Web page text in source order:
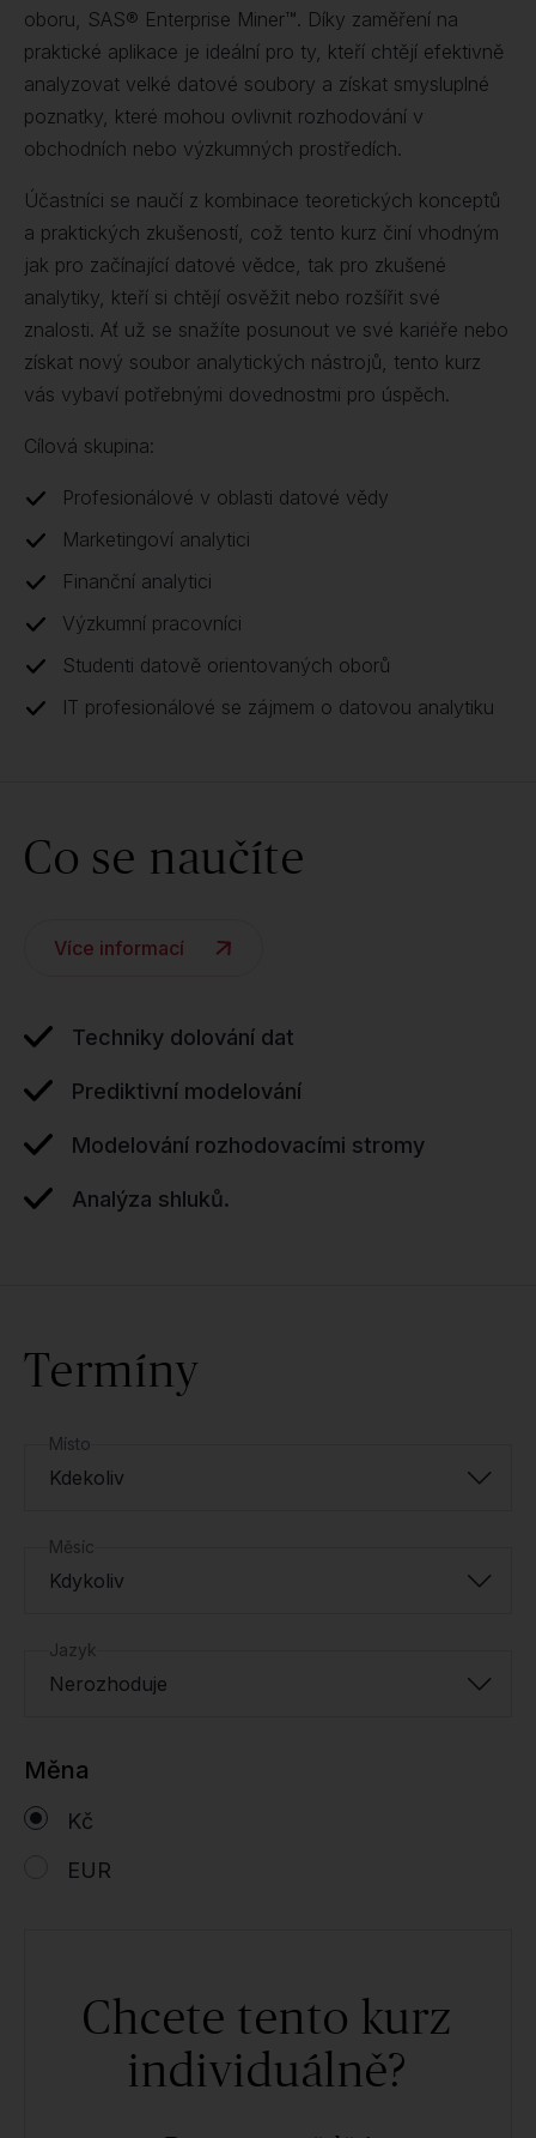
oboru, SAS® Enterprise Miner™. Díky zaměření na
praktické aplikace je ideální pro ty, kteří chtějí efektivně
analyzovat velké datové soubory a získat smysluplné
poznatky, které mohou ovlivnit rozhodování v
obchodních nebo výzkumných prostředích.
Účastníci se naučí z kombinace teoretických konceptů
a praktických zkušeností, což tento kurz činí vhodným
jak pro začínající datové vědce, tak pro zkušené
analytiky, kteří si chtějí osvěžit nebo rozšířit své
znalosti. Ať už se snažíte posunout ve své kariéře nebo
získat nový soubor analytických nástrojů, tento kurz
vás vybaví potřebnými dovednostmi pro úspěch.
Cílová skupina:
Profesionálové v oblasti datové vědy
Marketingoví analytici
Finanční analytici
Výzkumní pracovníci
Studenti datově orientovaných oborů
IT profesionálové se zájmem o datovou analytiku
Co se naučíte
Více informací
Techniky dolování dat
Prediktivní modelování
Modelování rozhodovacími stromy
Analýza shluků.
Termíny
Místo
Kdekoliv
Měsíc
Kdykoliv
Jazyk
Nerozhoduje
Měna
Kč
EUR
Chcete tento kurz
individuálně?